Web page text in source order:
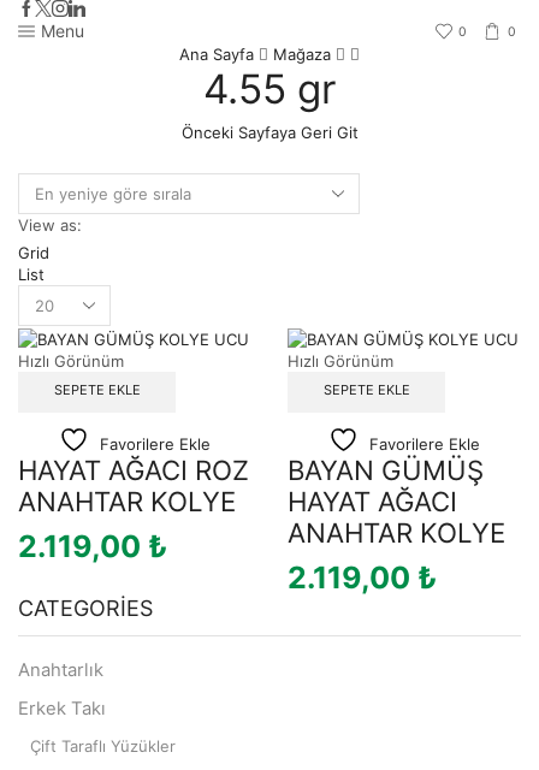
Menu 0 0
Ana Sayfa Mağaza
4.55 gr
Önceki Sayfaya Geri Git
View as:
Grid
List
Hızlı Görünüm
SEPETE EKLE
Favorilere Ekle
HAYAT AĞACI ROZ
ANAHTAR KOLYE
2.119,00 ₺
Hızlı Görünüm
SEPETE EKLE
Favorilere Ekle
BAYAN GÜMÜŞ
HAYAT AĞACI
ANAHTAR KOLYE
2.119,00 ₺
CATEGORIES
Anahtarlık
Erkek Takı
Çift Taraflı Yüzükler